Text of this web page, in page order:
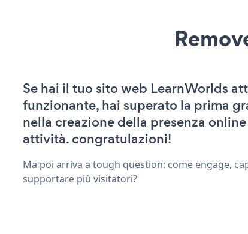
Se hai il tuo sito web LearnWorlds
funzionante, hai superato la prima
nella creazione della presenza
attività. congratulazioni!
Ma poi arriva a tough question: come engage,
supportare più visitatori?